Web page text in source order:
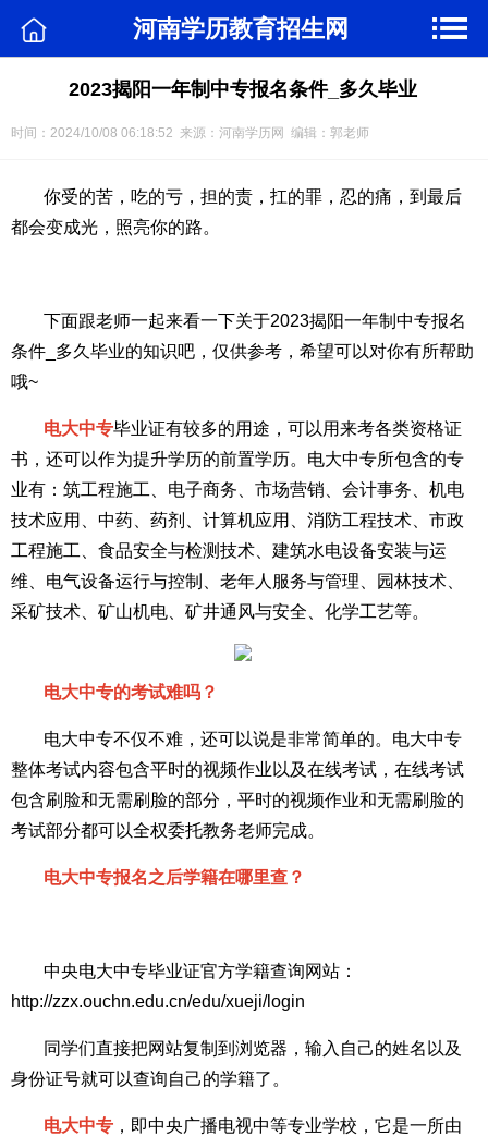
河南学历教育招生网
2023揭阳一年制中专报名条件_多久毕业
时间：2024/10/08 06:18:52 来源：河南学历网 编辑：郭老师
你受的苦，吃的亏，担的责，扛的罪，忍的痛，到最后
都会变成光，照亮你的路。
下面跟老师一起来看一下关于2023揭阳一年制中专报名
条件_多久毕业的知识吧，仅供参考，希望可以对你有所帮助
哦~
电大中专毕业证有较多的用途，可以用来考各类资格证
书，还可以作为提升学历的前置学历。电大中专所包含的专
业有：筑工程施工、电子商务、市场营销、会计事务、机电
技术应用、中药、药剂、计算机应用、消防工程技术、市政
工程施工、食品安全与检测技术、建筑水电设备安装与运
维、电气设备运行与控制、老年人服务与管理、园林技术、
采矿技术、矿山机电、矿井通风与安全、化学工艺等。
电大中专的考试难吗？
电大中专不仅不难，还可以说是非常简单的。电大中专
整体考试内容包含平时的视频作业以及在线考试，在线考试
包含刷脸和无需刷脸的部分，平时的视频作业和无需刷脸的
考试部分都可以全权委托教务老师完成。
电大中专报名之后学籍在哪里查？
中央电大中专毕业证官方学籍查询网站：
http://zzx.ouchn.edu.cn/edu/xueji/login
同学们直接把网站复制到浏览器，输入自己的姓名以及
身份证号就可以查询自己的学籍了。
电大中专 ，即中央广播电视中等专业学校，它是一所由